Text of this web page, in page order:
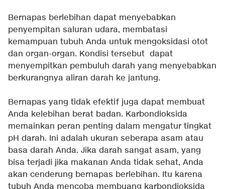
Bernapas berlebihan dapat menyebabkan
penyempitan saluran udara, membatasi
kemampuan tubuh Anda untuk mengoksidasi otot
dan organ-organ. Kondisi tersebut dapat
menyempitkan pembuluh darah yang menyebabkan
berkurangnya aliran darah ke jantung.
Bernapas yang tidak efektif juga dapat membuat
Anda kelebihan berat badan. Karbondioksida
memainkan peran penting dalam mengatur tingkat
pH darah. Ini adalah ukuran seberapa asam atau
basa darah Anda. Jika darah sangat asam, yang
bisa terjadi jika makanan Anda tidak sehat, Anda
akan cenderung bernapas berlebihan. Itu karena
tubuh Anda mencoba membuang karbondioksida